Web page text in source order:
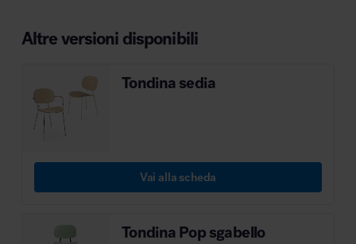
Altre versioni disponibili
Tondina sedia
Vai alla scheda
Tondina Pop sgabello